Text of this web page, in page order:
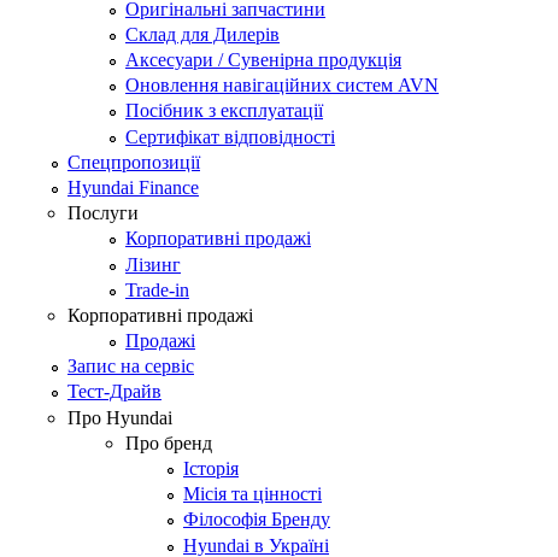
Оригінальні запчастини
Склад для Дилерів
Аксесуари / Сувенірна продукція
Оновлення навігаційних систем AVN
Посібник з експлуатації
Сертифікат відповідності
Спецпропозиції
Hyundai Finance
Послуги
Корпоративні продажі
Лізинг
Trade-in
Корпоративні продажі
Продажі
Запис на сервіс
Тест-Драйв
Про Hyundai
Про бренд
Історія
Місія та цінності
Філософія Бренду
Hyundai в Україні